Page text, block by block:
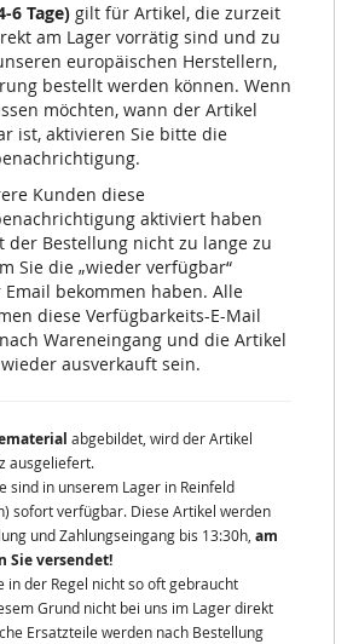
6 Tage) gilt für Artikel, die zurzeit
am Lager vorrätig sind und zu
europäischen Herstellern,
bestellt werden können. Wenn
möchten, wann der Artikel
ist, aktivieren Sie bitte die
Kunden diese
aktiviert haben
der Bestellung nicht zu lange zu
Sie die „wieder verfügbar“
bekommen haben. Alle
diese Verfügbarkeits-E-Mail
Wareneingang und die Artikel
ausverkauft sein.
abgebildet, wird der Artikel
ausgeliefert.
sind in unserem Lager in Reinfeld
sofort verfügbar. Diese Artikel werden
und Zahlungseingang bis 13:30h, am
Sie versendet!
der Regel nicht so oft gebraucht
Grund nicht bei uns im Lager direkt
Ersatzteile werden nach Bestellung